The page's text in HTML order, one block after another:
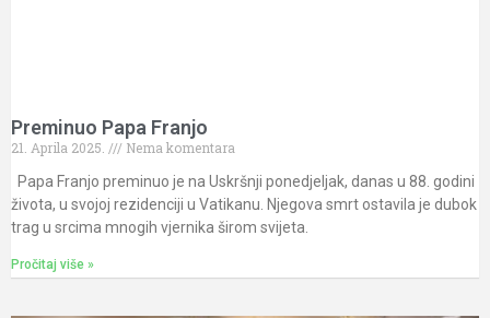
Preminuo Papa Franjo
21. Aprila 2025.
Nema komentara
Papa Franjo preminuo je na Uskršnji ponedjeljak, danas u 88. godini
života, u svojoj rezidenciji u Vatikanu. Njegova smrt ostavila je dubok
trag u srcima mnogih vjernika širom svijeta.
Pročitaj više »